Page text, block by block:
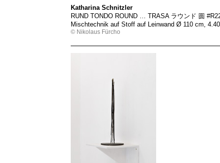
Katharina Schnitzler
RUND TONDO ROUND … TRASA ラウンド 圆
Mischtechnik auf Stoff auf Leinwand Ø 110 cm,
© Nikolaus Fürcho